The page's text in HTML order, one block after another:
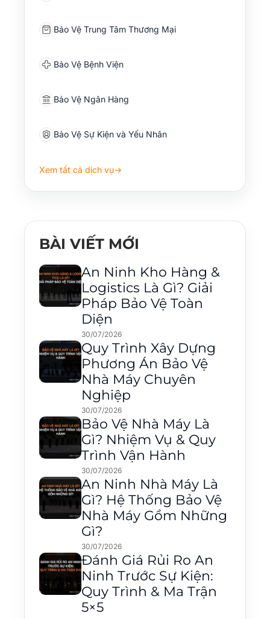
Bảo Vệ Trung Tâm Thương Mại
Bảo Vệ Bệnh Viện
Bảo Vệ Ngân Hàng
Bảo Vệ Sự Kiện và Yếu Nhân
Xem tất cả dịch vụ→
BÀI VIẾT MỚI
An Ninh Kho Hàng &
Logistics Là Gì? Giải
Pháp Bảo Vệ Toàn
Diện
30/07/2026
Quy Trình Xây Dựng
Phương Án Bảo Vệ
Nhà Máy Chuyên
Nghiệp
30/07/2026
Bảo Vệ Nhà Máy Là
Gì? Nhiệm Vụ & Quy
Trình Vận Hành
30/07/2026
An Ninh Nhà Máy Là
Gì? Hệ Thống Bảo Vệ
Nhà Máy Gồm Những
Gì?
30/07/2026
Đánh Giá Rủi Ro An
Ninh Trước Sự Kiện:
Quy Trình & Ma Trận
5×5